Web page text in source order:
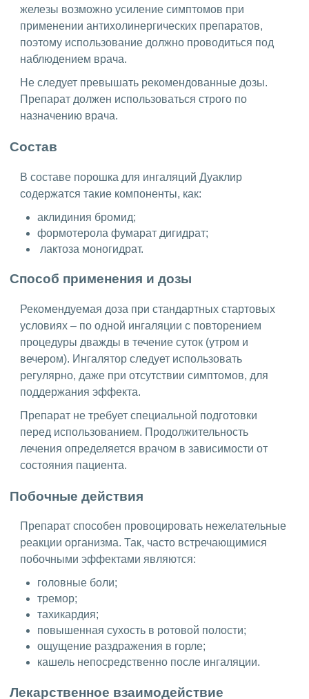
железы возможно усиление симптомов при
применении антихолинергических препаратов,
поэтому использование должно проводиться под
наблюдением врача.
Не следует превышать рекомендованные дозы.
Препарат должен использоваться строго по
назначению врача.
Состав
В составе порошка для ингаляций Дуаклир
содержатся такие компоненты, как:
аклидиния бромид;
формотерола фумарат дигидрат;
лактоза моногидрат.
Способ применения и дозы
Рекомендуемая доза при стандартных стартовых
условиях – по одной ингаляции с повторением
процедуры дважды в течение суток (утром и
вечером). Ингалятор следует использовать
регулярно, даже при отсутствии симптомов, для
поддержания эффекта.
Препарат не требует специальной подготовки
перед использованием. Продолжительность
лечения определяется врачом в зависимости от
состояния пациента.
Побочные действия
Препарат способен провоцировать нежелательные
реакции организма. Так, часто встречающимися
побочными эффектами являются:
головные боли;
тремор;
тахикардия;
повышенная сухость в ротовой полости;
ощущение раздражения в горле;
кашель непосредственно после ингаляции.
Лекарственное взаимодействие